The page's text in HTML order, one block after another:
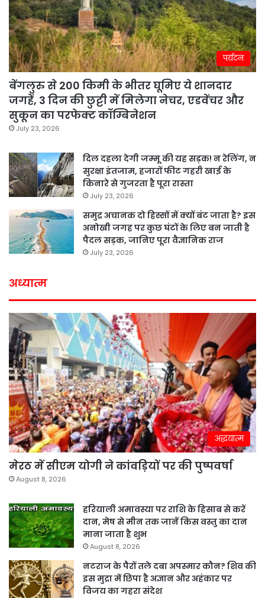
पर्यटन
बेंगलुरु से 200 किमी के भीतर घूमिए ये शानदार
जगहें, 3 दिन की छुट्टी में मिलेगा नेचर, एडवेंचर और
सुकून का परफेक्ट कॉम्बिनेशन
July 23, 2026
दिल दहला देगी जम्मू की यह सड़क! न रेलिंग, न
सुरक्षा इंतजाम, हजारों फीट गहरी खाई के
किनारे से गुजरता है पूरा रास्ता
July 23, 2026
समुद्र अचानक दो हिस्सों में क्यों बंट जाता है? इस
अनोखी जगह पर कुछ घंटों के लिए बन जाती है
पैदल सड़क, जानिए पूरा वैज्ञानिक राज
July 23, 2026
अध्यात्म
अद्धयात्म
मेरठ में सीएम योगी ने कांवड़ियों पर की पुष्पवर्षा
August 8, 2026
हरियाली अमावस्या पर राशि के हिसाब से करें
दान, मेष से मीन तक जानें किस वस्तु का दान
माना जाता है शुभ
August 8, 2026
नटराज के पैरों तले दबा अपस्मार कौन? शिव की
इस मुद्रा में छिपा है अज्ञान और अहंकार पर
विजय का गहरा संदेश